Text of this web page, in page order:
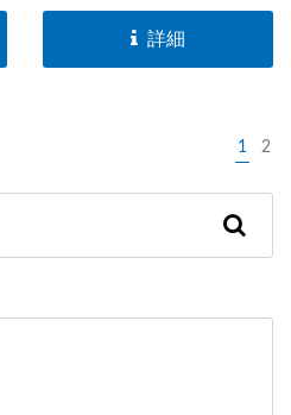
2つの異なるサイズによ
り、自動車用ヒューズであ
ATP/ATC/ATO（BF356）に
より、切れたヒューズの確
詳細
1 2